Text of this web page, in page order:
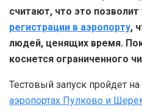
считают, что это позволит
регистрации в аэропорту,
людей, ценящих время.
коснется ограниченного
Тестовый запуск пройдет
аэропортах Пулково и